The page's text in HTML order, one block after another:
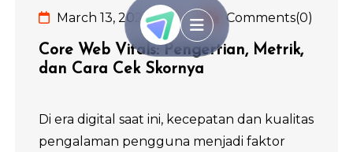
March 13, 2024 Comments(0)
Core Web Vitals: Pengertian, Metrik,
dan Cara Cek Skornya
Di era digital saat ini, kecepatan dan kualitas
pengalaman pengguna menjadi faktor